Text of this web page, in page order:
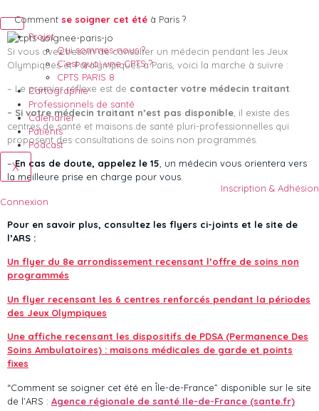
Projet
Qui sommes-nous ?
C’est quoi une CPTS ?
CPTS PARIS 8
Cartographie
Professionnels de santé
Calendrier
Patients
Podcast
X
Inscription & Adhésion
Connexion
Comment se soigner cet été à Paris ?
Si vous avez besoin de consulter un médecin pendant les Jeux
Olympiques et Paralympiquesà Paris, voici la marche à suivre :
– Le premier réflexe est de contacter votre médecin traitant.
– Si votre médecin traitant n’est pas disponible , il existe des
centresde santé et maisons de santé pluri-professionnelles qui
proposent des consultations de soins non programmés.
– En cas de doute, appelez le 15 , un médecin vous orientera vers
la meilleure prise en charge pour vous.
Pour en savoir plus, consultez les flyers ci-joints et le site de
l’ARS :
Un flyer du 8e arrondissement recensant l’offre de soins non
programmés
Un flyer recensant les 6 centres renforcés pendant la périodes
des Jeux Olympiques
Une affiche recensant les dispositifs de PDSA (Permanence Des
Soins Ambulatoires) : maisons médicales de garde et points
fixes
“Comment se soigner cet été en Île-de-France” disponible sur le site
de l’ARS : Agence régionale de santé Ile-de-France (sante.fr)